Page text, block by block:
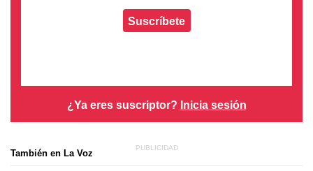
Suscríbete
¿Ya eres suscriptor? Inicia sesión
También en La Voz